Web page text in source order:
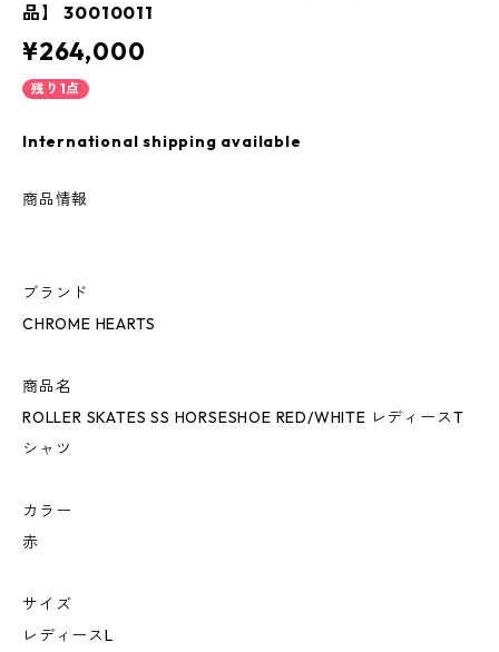
品】 30010011
¥264,000
残り1点
International shipping available
商品情報
ブランド
CHROME HEARTS
商品名
ROLLER SKATES SS HORSESHOE RED/WHITE レディースT
シャツ
カラー
赤
サイズ
レディースL